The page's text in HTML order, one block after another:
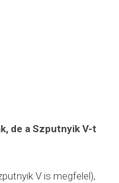
de a Szputnyik V-t
V is megfelel),